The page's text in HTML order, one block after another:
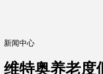
新闻中心
维特奥养老度